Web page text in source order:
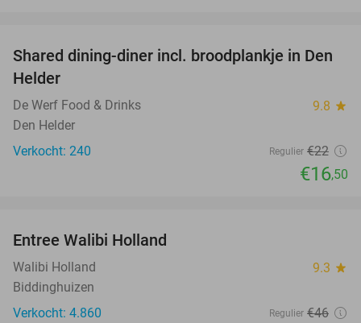
25%
Shared dining-diner incl. broodplankje in Den
Helder
De Werf Food & Drinks 9.8 star
Den Helder
Verkocht: 240
Regulier €22
€16,50
Entree Walibi Holland
Walibi Holland 9.3 star
Biddinghuizen
Verkocht: 4.860
Regulier €46